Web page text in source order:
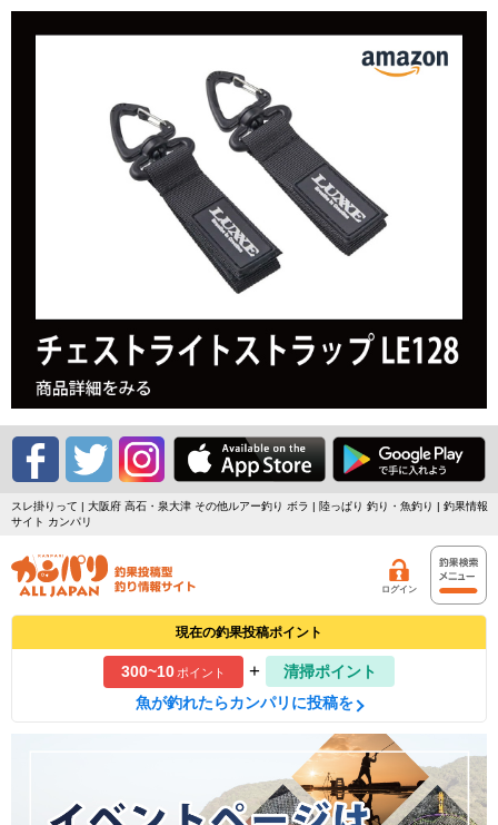
スレ掛りって | 大阪府 高石・泉大津 その他ルアー釣り ボラ | 陸っぱり 釣り・魚釣り | 釣果情報
サイト カンパリ
ログイン
現在の釣果投稿ポイント
300~10ポイント +
清掃ポイント
魚が釣れたらカンパリに投稿を